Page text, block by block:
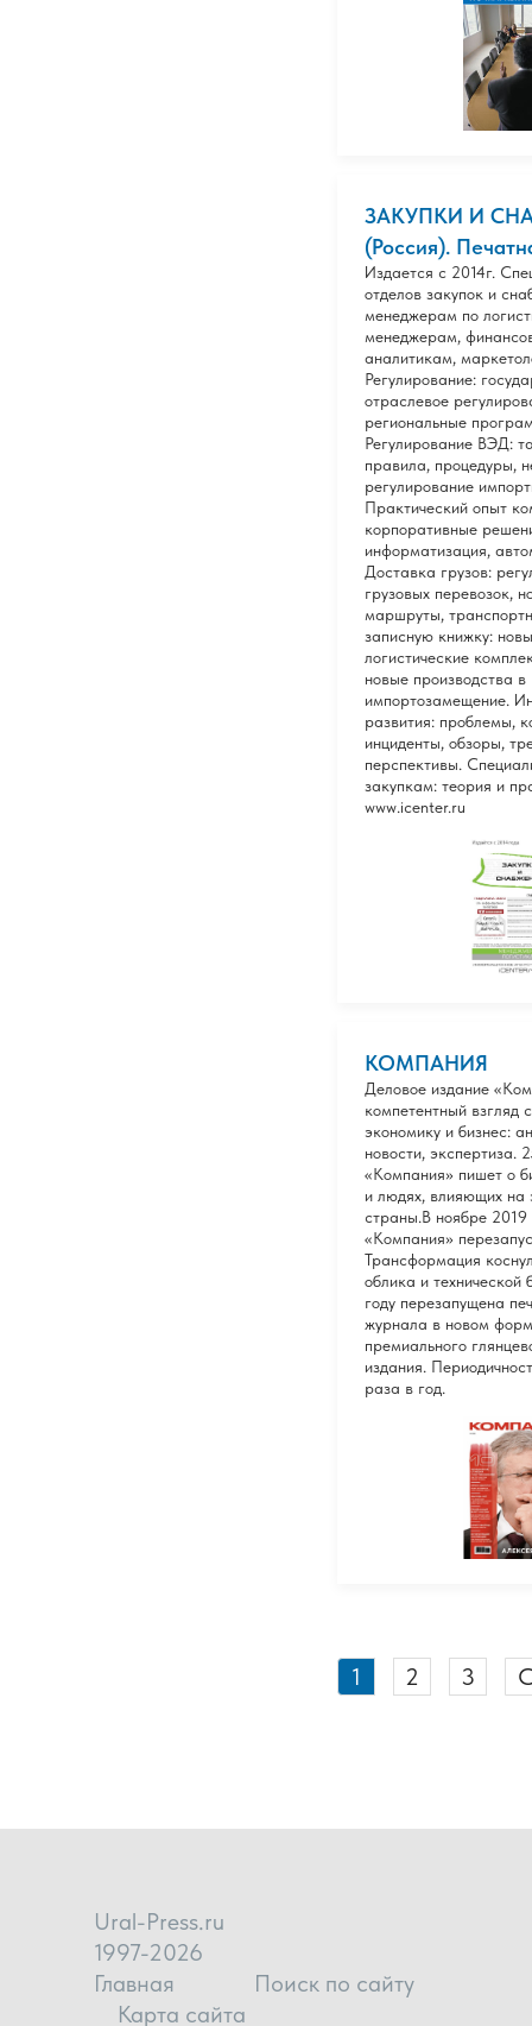
ЗАКУПКИ И
(Россия).
Издается с 2014г.
отделов закупок и
менеджерам по
менеджерам,
аналитикам,
Регулирование:
отраслевое
региональные
Регулирование ВЭД:
правила, процедуры,
регулирование
Практический опыт
корпоративные
информатизация,
Доставка грузов:
грузовых перевозок,
маршруты,
записную книжку:
логистические
новые производства в
импортозамещение.
развития: проблемы,
инциденты, обзоры,
перспективы.
закупкам: теория и
www.icenter.ru
КОМПАНИЯ
Деловое издание
компетентный взгляд
экономику и бизнес:
новости, экспертиза.
«Компания» пишет о
и людях, влияющих на
страны.В ноябре 2019
«Компания»
Трансформация
облика и технической
году перезапущена
журнала в новом
премиального
издания.
раза в год.
1 2 3
Ural-Press.ru
1997-2026
Главная
Поиск по сайту
Карта сайта